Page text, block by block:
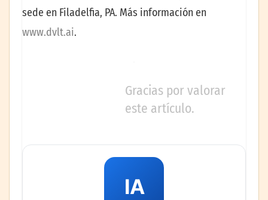
sede en Filadelfia, PA. Más información en
www.dvlt.ai.
Gracias por valorar
este artículo.
IA